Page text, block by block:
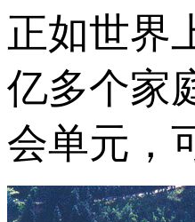
正如世界
亿多个家
会单元，